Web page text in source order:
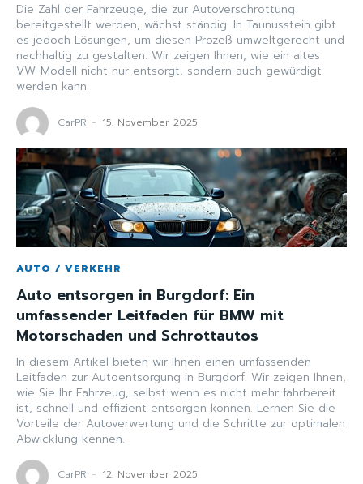
Die Zahl der Fahrzeuge, die zur Autoverschrottung
bereitgestellt werden, wächst ständig. In Taunusstein gibt
es jedoch Lösungen, um diesen Prozeß umweltgerecht und
nachhaltig zu gestalten. Wir zeigen Ihnen, wie ein altes
VW-Modell nicht nur entsorgt, sondern auch gewürdigt
werden kann.
CarPR - 15. November 2025
AUTO / VERKEHR
Auto entsorgen in Burgdorf: Ein
umfassender Leitfaden für BMW mit
Motorschaden und Schrottautos
In diesem Artikel bieten wir Ihnen einen umfassenden
Leitfaden zur Autoentsorgung in Burgdorf. Wir zeigen Ihnen,
wie Sie Ihr Fahrzeug, selbst wenn es nicht mehr fahrbereit
ist, schnell und effizient entsorgen können. Lernen Sie die
Vorteile der Autoverwertung und die Schritte zur optimalen
Abwicklung kennen.
CarPR - 12. November 2025